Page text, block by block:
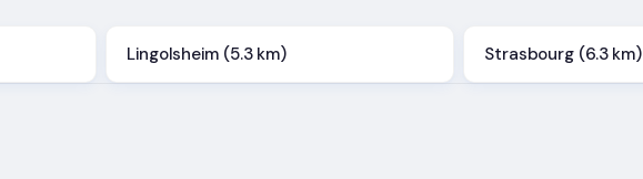
Lingolsheim (5.3 km) Strasbourg (6.3 km)